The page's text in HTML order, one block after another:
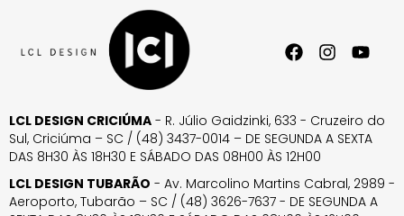
LCL DESIGN CRICIÚMA - R. Júlio Gaidzinki, 633 - Cruzeiro do
Sul, Criciúma – SC / (48) 3437-0014 – DE SEGUNDA A SEXTA
DAS 8H30 ÀS 18H30 E SÁBADO DAS 08H00 ÀS 12H00
LCL DESIGN TUBARÃO - Av. Marcolino Martins Cabral, 2989 -
Aeroporto, Tubarão – SC / (48) 3626-7637 - DE SEGUNDA A